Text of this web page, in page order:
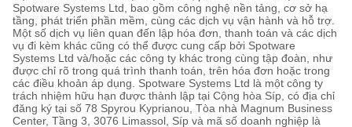
Spotware Systems Ltd, bao gồm công nghệ nền tảng, cơ sở hạ
tầng, phát triển phần mềm, cùng các dịch vụ vận hành và hỗ trợ.
Một số dịch vụ liên quan đến lập hóa đơn, thanh toán và các dịch
vụ đi kèm khác cũng có thể được cung cấp bởi Spotware
Systems Ltd và/hoặc các công ty khác trong cùng tập đoàn, như
được chỉ rõ trong quá trình thanh toán, trên hóa đơn hoặc trong
các điều khoản áp dụng. Spotware Systems Ltd là một công ty
trách nhiệm hữu hạn được thành lập tại Cộng hòa Síp, có địa chỉ
đăng ký tại số 78 Spyrou Kyprianou, Tòa nhà Magnum Business
Center, Tầng 3, 3076 Limassol, Síp và mã số doanh nghiệp là